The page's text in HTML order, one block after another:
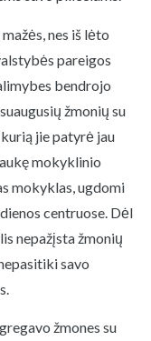
nes iš lėto
pareigos
bendrojo
žmonių su
jie patyrė jau
mokyklinio
mokyklas, ugdomi
centruose. Dėl
nepažįsta žmonių
savo
žmones su